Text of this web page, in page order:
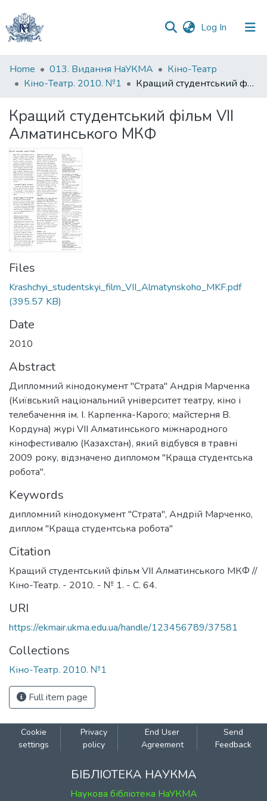
Log In (current)
Communities
&
All of DSpace
Statistics
Home 013. Видання НаУКМА
Кіно-Театр
Кіно-Театр. 2010. №1
Кращий студентський фільм VII Алматинського МКФ
Кращий студентський фільм VII
Алматинського МКФ
Files
Krashchyi_studentskyi_film_VII_Almatynskoho_MKF.pdf
(395.57 KB)
Date
2010
Abstract
Дипломний кінодокумент "Страта" Андрія Марченка
(Київський національний університет театру, кіно і
телебачення ім. І. Карпенка-Карого; майстерня В.
Кордуна) журі VII Алматинського міжнародного
кінофестивалю (Казахстан), який відбувся в травні
2009 року, відзначено дипломом "Краща студентська
робота".
Keywords
дипломний кінодокумент "Страта", Андрій Марченко,
диплом "Краща студентська робота"
Citation
Кращий студентський фільм VII Алматинського МКФ //
Кіно-Театр. - 2010. - № 1. - С. 64.
URI
https://ekmair.ukma.edu.ua/handle/123456789/37581
Collections
Кіно-Театр. 2010. №1
Full item page
Cookie
settings
Privacy
policy
End User
Agreement
Send
Feedback
БІБЛІОТЕКА НАУКМА
Наукова бібліотека НаУКМА